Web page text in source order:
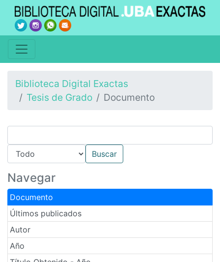
Biblioteca Digital Exactas
Tesis de Grado
Documento
Navegar
Documento
Últimos publicados
Autor
Año